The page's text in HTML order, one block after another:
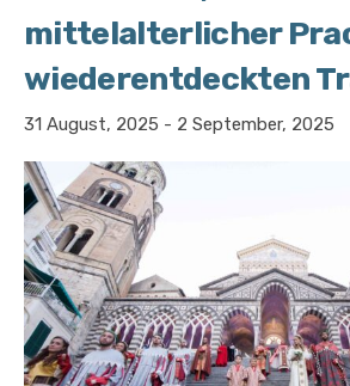
mittelalterlicher
wiederentdeckten
31 August, 2025 - 2 September, 2025